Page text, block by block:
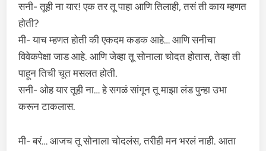
सनी- तूही ना यार! एक तर तू पाहा आणि तिलाही, तसं ती काय म्हणत
होती?
मी- याच म्हणत होती की एकदम कडक आहे… आणि सनीचा
विवेकपेक्षा जाड आहे. आणि जेव्हा तू सोनाला चोदत होतास, तेव्हा ती
पाहून तिची चूत मसलत होती.
सनी- ओह यार तूही ना… हे सगळं सांगून तू माझा लंड पुन्हा उभा
करून टाकलास.
मी- बरं… आजच तू सोनाला चोदलंस, तरीही मन भरलं नाही. आता